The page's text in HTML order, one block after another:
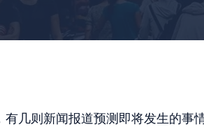
有几则新闻报道预测即将发生的事